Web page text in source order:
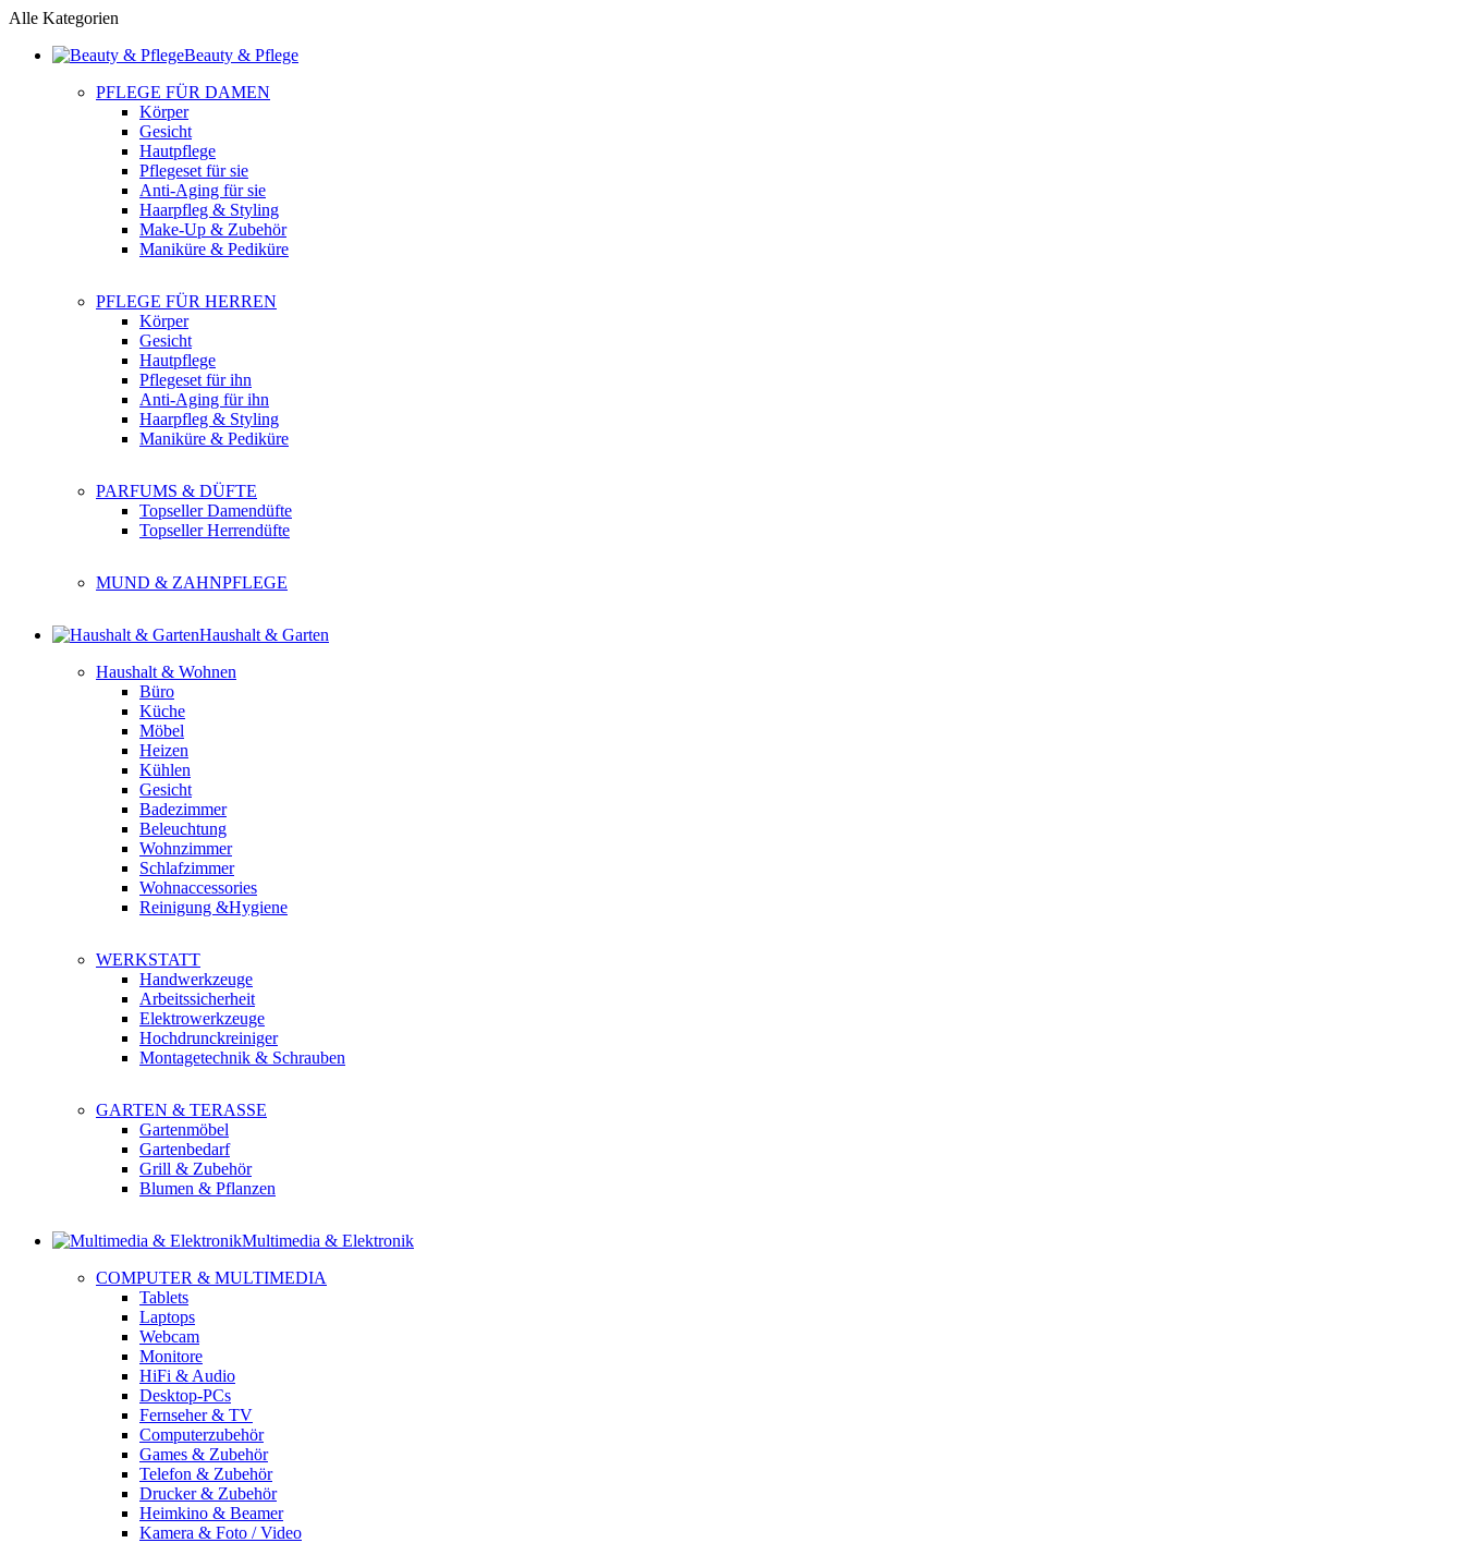
Alle Kategorien
Beauty & Pflege
PFLEGE FÜR DAMEN
Körper
Gesicht
Hautpflege
Pflegeset für sie
Anti-Aging für sie
Haarpfleg & Styling
Make-Up & Zubehör
Maniküre & Pediküre
PFLEGE FÜR HERREN
Körper
Gesicht
Hautpflege
Pflegeset für ihn
Anti-Aging für ihn
Haarpfleg & Styling
Maniküre & Pediküre
PARFUMS & DÜFTE
Topseller Damendüfte
Topseller Herrendüfte
MUND & ZAHNPFLEGE
Haushalt & Garten
Haushalt & Wohnen
Büro
Küche
Möbel
Heizen
Kühlen
Gesicht
Badezimmer
Beleuchtung
Wohnzimmer
Schlafzimmer
Wohnaccessories
Reinigung &Hygiene
WERKSTATT
Handwerkzeuge
Arbeitssicherheit
Elektrowerkzeuge
Hochdrunckreiniger
Montagetechnik & Schrauben
GARTEN & TERASSE
Gartenmöbel
Gartenbedarf
Grill & Zubehör
Blumen & Pflanzen
Multimedia & Elektronik
COMPUTER & MULTIMEDIA
Tablets
Laptops
Webcam
Monitore
HiFi & Audio
Desktop-PCs
Fernseher & TV
Computerzubehör
Games & Zubehör
Telefon & Zubehör
Drucker & Zubehör
Heimkino & Beamer
Kamera & Foto / Video